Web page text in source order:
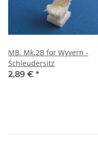
MB. Mk.2B for Wyvern -
Schleudersitz
2,89 € *